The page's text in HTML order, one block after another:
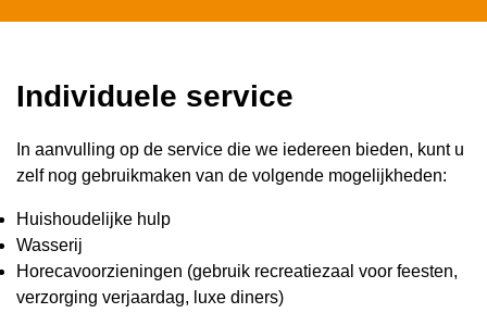
Individuele service
In aanvulling op de service die we iedereen bieden, kunt u
zelf nog gebruikmaken van de volgende mogelijkheden:
Huishoudelijke hulp
Wasserij
Horecavoorzieningen (gebruik recreatiezaal voor feesten,
verzorging verjaardag, luxe diners)